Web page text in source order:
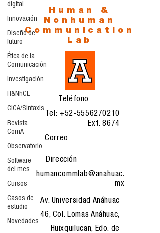
digital
Innovación
Diseño de
futuro
Ética de la
Comunicación
Investigación
H&NhCL
CICA/Sintaxis
Revista
ComA
Observatorio
Software
del mes
Cursos
Casos de
estudio
Novedades
Human &
Nonhuman
Communication
Lab
Teléfono
Tel: +52-5556270210
Ext. 8674
Correo
Dirección
humancommlab@anahuac.
mx
Av. Universidad Anáhuac
46, Col. Lomas Anáhuac,
Huixquilucan, Edo. de